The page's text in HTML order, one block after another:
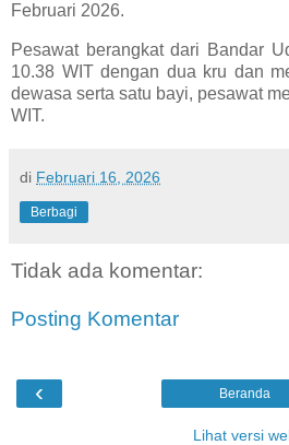
Februari 2026.
Pesawat berangkat dari Bandar
10.38 WIT dengan dua kru dan
dewasa serta satu bayi, pesawat
WIT.
di Februari 16, 2026
Berbagi
Tidak ada komentar:
Posting Komentar
‹ Beranda
Lihat versi